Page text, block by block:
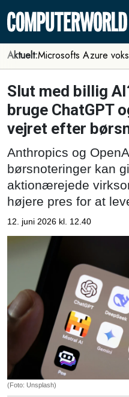
Aktuelt:Microsofts Azure
Slut med billig
bruge ChatGPT
vejret efter
Anthropics og
børsnoteringer kan
aktionærejede
højere pres for at
12. juni 2026 kl. 12.40
(Foto: Unsplash)